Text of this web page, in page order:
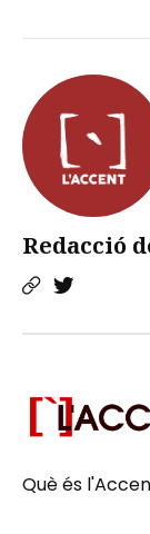
Redacció
Què és